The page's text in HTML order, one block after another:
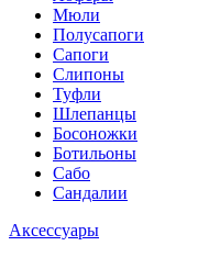
Мюли
Полусапоги
Сапоги
Слипоны
Туфли
Шлепанцы
Босоножки
Ботильоны
Сабо
Сандалии
Аксессуары